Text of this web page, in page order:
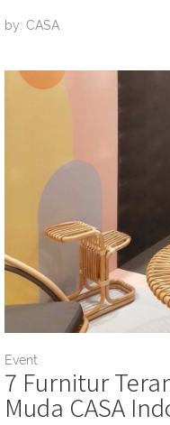
by: CASA
Event
7 Furnitur
Muda CASA